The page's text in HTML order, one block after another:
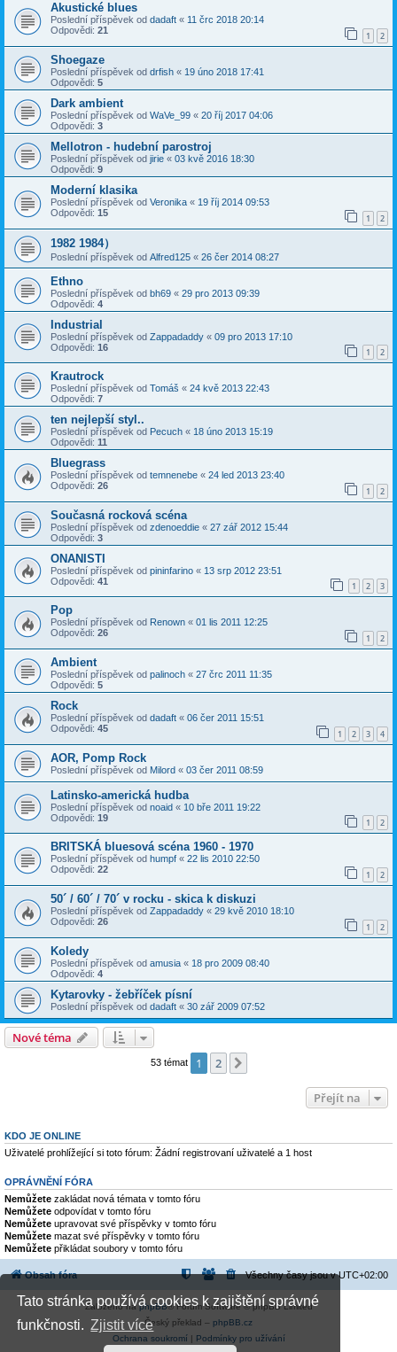
Tato stránka používá cookies k zajištění správné
funkčnosti. Zjistit více
Akustické blues
Poslední příspěvek od dadaft « 11 črc 2018 20:14
Odpovědi: 21 1 2
Shoegaze
Poslední příspěvek od drfish « 19 úno 2018 17:41
Odpovědi: 5
Dark ambient
Poslední příspěvek od WaVe_99 « 20 říj 2017 04:06
Odpovědi: 3
Mellotron - hudební parostroj
Poslední příspěvek od jirie « 03 kvě 2016 18:30
Odpovědi: 9
Moderní klasika
Poslední příspěvek od Veronika « 19 říj 2014 09:53
Odpovědi: 15 1 2
1982 1984）
Poslední příspěvek od Alfred125 « 26 čer 2014 08:27
Ethno
Poslední příspěvek od bh69 « 29 pro 2013 09:39
Odpovědi: 4
Industrial
Poslední příspěvek od Zappadaddy « 09 pro 2013 17:10
Odpovědi: 16 1 2
Krautrock
Poslední příspěvek od Tomáš « 24 kvě 2013 22:43
Odpovědi: 7
ten nejlepší styl..
Poslední příspěvek od Pecuch « 18 úno 2013 15:19
Odpovědi: 11
Bluegrass
Poslední příspěvek od temnenebe « 24 led 2013 23:40
Odpovědi: 26 1 2
Současná rocková scéna
Poslední příspěvek od zdenoeddie « 27 zář 2012 15:44
Odpovědi: 3
ONANISTI
Poslední příspěvek od pininfarino « 13 srp 2012 23:51
Odpovědi: 41 1 2 3
Pop
Poslední příspěvek od Renown « 01 lis 2011 12:25
Odpovědi: 26 1 2
Ambient
Poslední příspěvek od palinoch « 27 črc 2011 11:35
Odpovědi: 5
Rock
Poslední příspěvek od dadaft « 06 čer 2011 15:51
Odpovědi: 45 1 2 3 4
AOR, Pomp Rock
Poslední příspěvek od Milord « 03 čer 2011 08:59
Latinsko-americká hudba
Poslední příspěvek od noaid « 10 bře 2011 19:22
Odpovědi: 19 1 2
BRITSKÁ bluesová scéna 1960 - 1970
Poslední příspěvek od humpf « 22 lis 2010 22:50
Odpovědi: 22 1 2
50´ / 60´ / 70´ v rocku - skica k diskuzi
Poslední příspěvek od Zappadaddy « 29 kvě 2010 18:10
Odpovědi: 26 1 2
Koledy
Poslední příspěvek od amusia « 18 pro 2009 08:40
Odpovědi: 4
Kytarovky - žebříček písní
Poslední příspěvek od dadaft « 30 zář 2009 07:52
Nové téma
53 témat 1 2
Přejít na
KDO JE ONLINE
Uživatelé prohlížející si toto fórum: Žádní registrovaní uživatelé a 1 host
OPRÁVNĚNÍ FÓRA
Nemůžete zakládat nová témata v tomto fóru
Nemůžete odpovídat v tomto fóru
Nemůžete upravovat své příspěvky v tomto fóru
Nemůžete mazat své příspěvky v tomto fóru
Nemůžete přikládat soubory v tomto fóru
Obsah fóra Všechny časy jsou vUTC+02:00
Založeno naphpBB® Forum Software © phpBB Limited
Český překlad – phpBB.cz
Ochrana soukromí| Podmínky pro užívání